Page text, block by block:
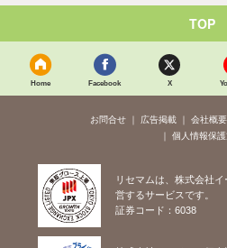
TOP
Home Facebook X
お問合せ 広告掲載 会社概要
個人情報保
リセマムは、株式会社
営するサービスです。
証券コード：6038